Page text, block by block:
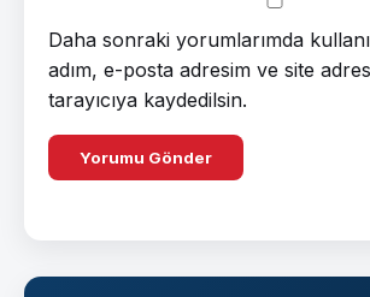
Daha sonraki yorumlarımda
adım, e-posta adresim ve site
tarayıcıya kaydedilsin.